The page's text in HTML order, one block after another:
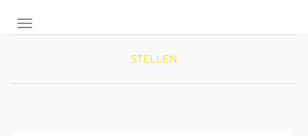
NAVIGATION UMSCHALTEN
STELLEN